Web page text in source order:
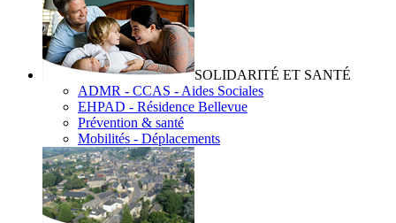
SOLIDARITÉ ET SANTÉ
ADMR - CCAS - Aides Sociales
EHPAD - Résidence Bellevue
Prévention & santé
Mobilités - Déplacements